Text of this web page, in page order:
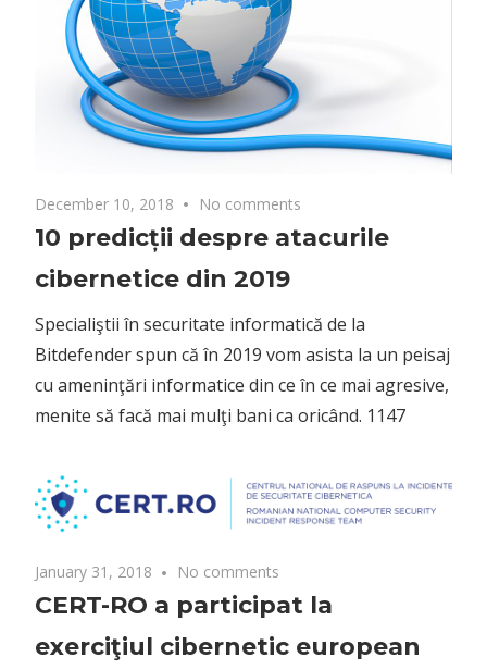
December 10, 2018 No comments
10 predicții despre atacurile
cibernetice din 2019
Specialiştii în securitate informatică de la
Bitdefender spun că în 2019 vom asista la un peisaj
cu ameninţări informatice din ce în ce mai agresive,
menite să facă mai mulţi bani ca oricând. 1147
January 31, 2018 No comments
CERT-RO a participat la
exerciţiul cibernetic european